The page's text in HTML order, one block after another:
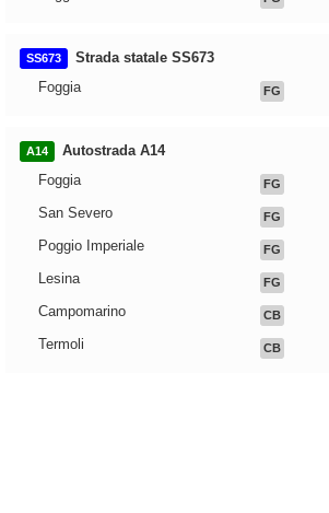
SS673
Strada statale SS673
Foggia
FG
A14
Autostrada A14
Foggia
FG
San Severo FG
Poggio Imperiale FG
Lesina FG
Campomarino CB
Termoli CB